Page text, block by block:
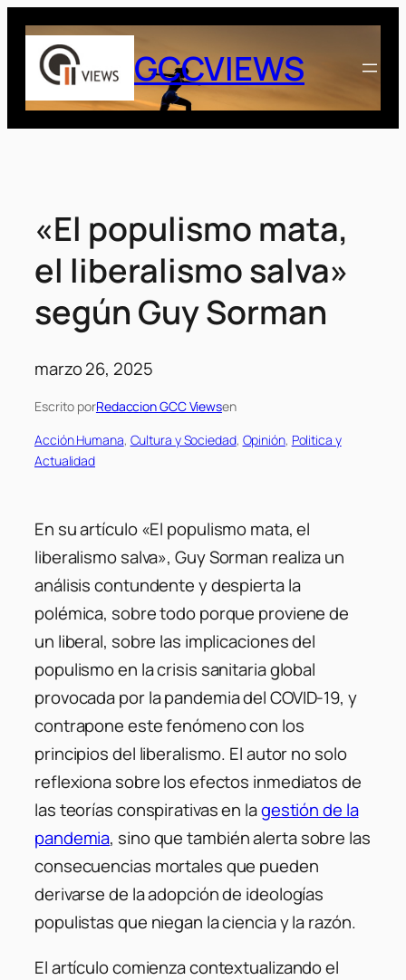
Saltar
contenido
GCCVIEWS
«El populismo mata,
el liberalismo salva»
según Guy Sorman
marzo 26, 2025
Escrito porRedaccion GCC Viewsen
Acción Humana, Cultura y Sociedad, Opinión, Politica y
Actualidad
En su artículo«El populismo mata, el
liberalismo salva», Guy Sorman realiza un
análisis contundente y despierta la
polémica, sobre todo porque proviene de
un liberal, sobre las implicaciones del
populismo en la crisis sanitaria global
provocada por la pandemia del COVID-19, y
contrapone este fenómeno con los
principios del liberalismo. El autor no solo
reflexiona sobre los efectos inmediatos de
las teorías conspirativas en lagestión de la
pandemia, sino que también alerta sobre las
consecuencias mortales que pueden
derivarse de la adopción de ideologías
populistas que niegan la ciencia y la razón.
El artículo comienza contextualizando el